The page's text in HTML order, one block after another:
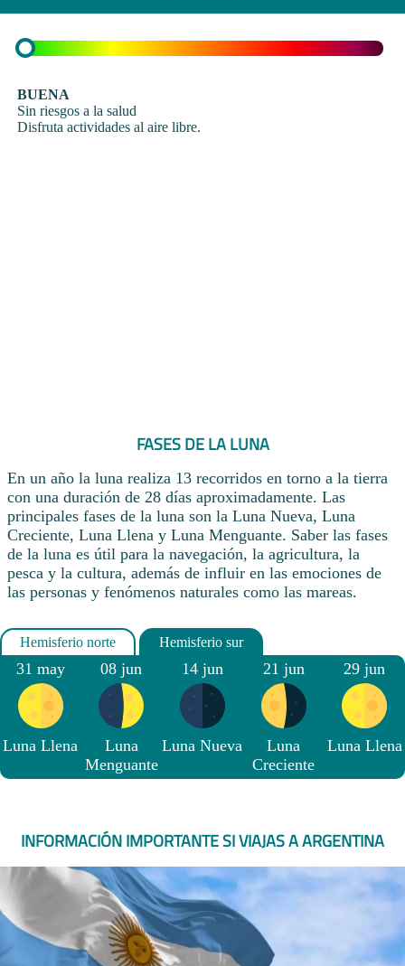
BUENA
Sin riesgos a la salud
Disfruta actividades al aire libre.
FASES DE LA LUNA
En un año la luna realiza 13 recorridos en torno a la tierra
con una duración de 28 días aproximadamente. Las
principales fases de la luna son la Luna Nueva, Luna
Creciente, Luna Llena y Luna Menguante. Saber las fases
de la luna es útil para la navegación, la agricultura, la
pesca y la cultura, además de influir en las emociones de
las personas y fenómenos naturales como las mareas.
31 may
Luna Llena
08 jun
Luna
Menguante
14 jun
Luna Nueva
21 jun
Luna
Creciente
29 jun
Luna Llena
INFORMACIÓN IMPORTANTE SI VIAJAS A ARGENTINA